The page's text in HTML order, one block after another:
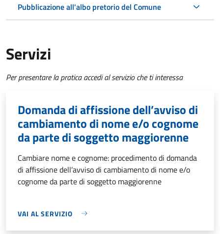
Pubblicazione all'albo pretorio del Comune
Servizi
Per presentare la pratica accedi al servizio che ti interessa
Domanda di affissione dell’avviso di
cambiamento di nome e/o cognome
da parte di soggetto maggiorenne
Cambiare nome e cognome: procedimento di domanda
di affissione dell’avviso di cambiamento di nome e/o
cognome da parte di soggetto maggiorenne
VAI AL SERVIZIO